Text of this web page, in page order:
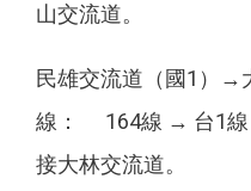
山交流道。
民雄交流道（國1）→
線： 164線 → 台1線
接大林交流道。